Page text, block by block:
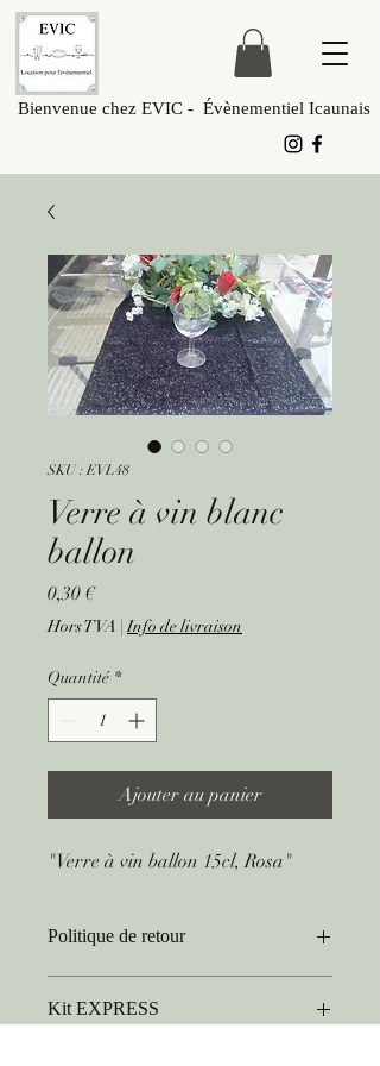
Bienvenue chez EVIC - Évènementiel Icaunais
SKU : EVL48
Verre à vin blanc
ballon
0,30 €Prix
Hors TVA |Info de livraison
Quantité *
Ajouter au panier
"Verre à vin ballon 15cl, Rosa"
Politique de retour
déchet et rangée dans les contenants de
Kit EXPRESS